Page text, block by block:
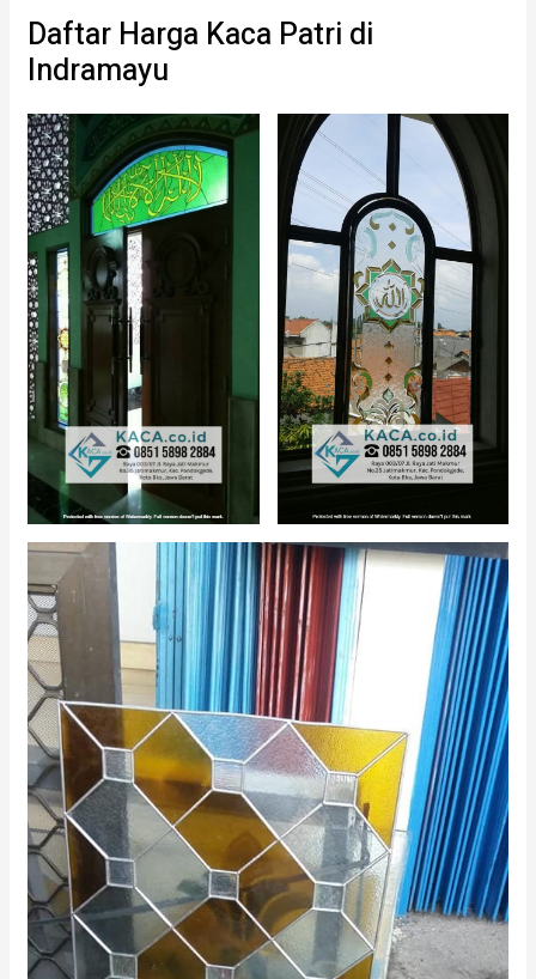
Daftar Harga Kaca Patri di
Indramayu